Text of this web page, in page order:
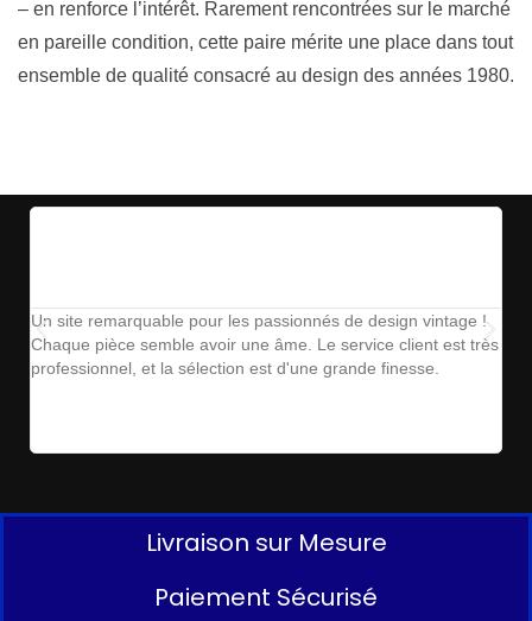
– en renforce l’intérêt. Rarement rencontrées sur le marché
en pareille condition, cette paire mérite une place dans tout
ensemble de qualité consacré au design des années 1980.
Un site remarquable pour les passionnés de design vintage !
Chaque pièce semble avoir une âme. Le service client est très
professionnel, et la sélection est d'une grande finesse.
Livraison sur Mesure
Paiement Sécurisé